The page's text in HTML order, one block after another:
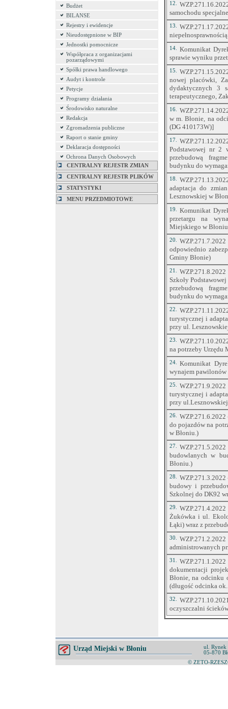
Budżet
BILANSE
Rejestry i ewidencje
Nieudostępnione w BIP
Jednostki pomocnicze
Współpraca z organizacjami
pozarządowymi
Spółki prawa handlowego
Audyt i kontrole
Petycje
Programy działania
Środowisko naturalne
Redakcja
Zgromadzenia publiczne
Raport o stanie gminy
Deklaracja dostępności
Ochrona Danych Osobowych
CENTRALNY REJESTR ZMIAN
CENTRALNY REJESTR PLIKÓW
STATYSTYKI
MENU PRZEDMIOTOWE
12.
samochodu
13.
14.
Komunikat
sprawie wyniku
15.
nowej placówki,
dydaktycznych 3
terapeutycznego,
16.
w m. Błonie, na
(DG 410173W)]
17.
Podstawowej nr 2
przebudową
budynku do
18.
adaptacja do
Lesznowskiej w
19.
Komunikat
przetargu na
Miejskiego w Błoniu
20.
odpowiednio
Gminy Błonie)
21.
Szkoły
przebudową
budynku do
22.
turystycznej i
przy ul.
23.
na potrzeby Urzędu
24.
Komunikat
wynajem pawilonów
25.
turystycznej i
przy
26.
do pojazdów na
w Błoniu.)
27.
budowlanych w
Błoniu.)
28.
budowy i
Szkolnej do DK92
29.
Żukówka i ul.
Łąki) wraz z
30.
administrowanych
31.
dokumentacji
Błonie, na odcinku
(długość odcinka
32.
oczyszczalni
Urząd Miejski w Błoniu
ul. Rynek
05-870
© ZETO-